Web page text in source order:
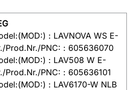
: LAVNOVA WS E-
Prod.Nr./PNC: : 605636070
: LAV508 W E-
Prod.Nr./PNC: : 605636101
: LAV6170-W NLB